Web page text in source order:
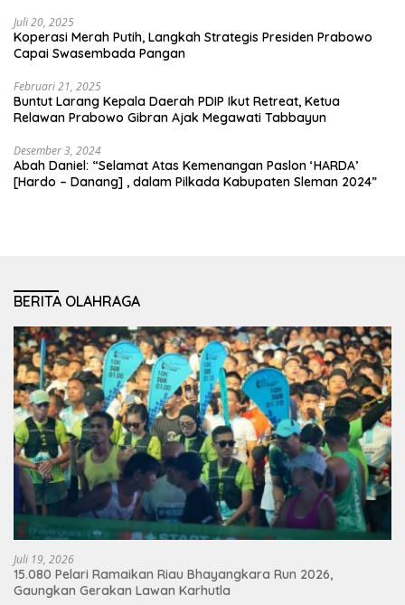
Juli 20, 2025
Koperasi Merah Putih, Langkah Strategis Presiden Prabowo
Capai Swasembada Pangan
Februari 21, 2025
Buntut Larang Kepala Daerah PDIP Ikut Retreat, Ketua
Relawan Prabowo Gibran Ajak Megawati Tabbayun
Desember 3, 2024
Abah Daniel: “Selamat Atas Kemenangan Paslon ‘HARDA’
[Hardo – Danang] , dalam Pilkada Kabupaten Sleman 2024”
BERITA OLAHRAGA
Juli 19, 2026
15.080 Pelari Ramaikan Riau Bhayangkara Run 2026,
Gaungkan Gerakan Lawan Karhutla